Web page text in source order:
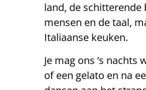
land, de schitterende
mensen en de taal,
Italiaanse keuken.
Je mag ons ’s
of een gelato en na